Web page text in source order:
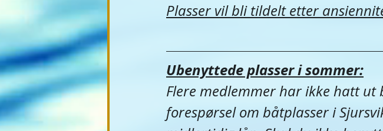
Plasser vil bli tildelt etter
Ubenyttede plasser i sommer:
Flere medlemmer har ikke hatt
forespørsel om båtplasser i